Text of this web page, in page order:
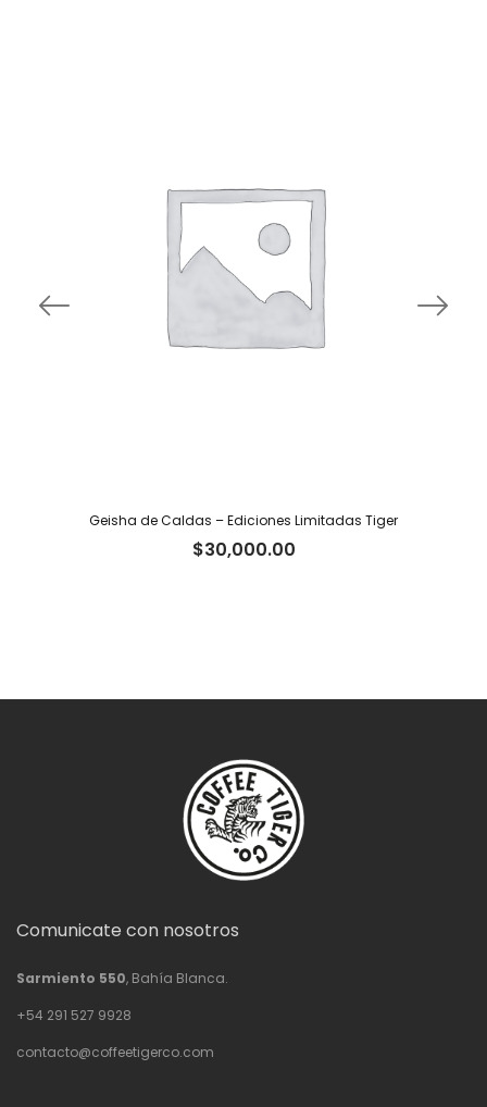
Geisha de Caldas – Ediciones Limitadas Tiger
$30,000.00
Comunicate con nosotros
Sarmiento 550, Bahía Blanca.
+54 291 527 9928
contacto@coffeetigerco.com